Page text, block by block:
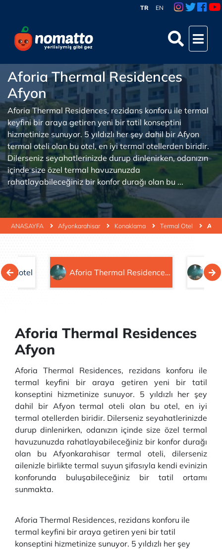
TR EN
ANASAYFA Afyonkarahisar Konaklama Termal Otel
Aforia Thermal Residences
Afyon
Aforia Thermal Residences, rezidans konforu ile termal
keyfini bir araya getiren yeni bir tatil konseptini
hizmetinize sunuyor. 5 yıldızlı her şey dahil bir Afyon
termal oteli olan bu otel, en iyi termal otellerden biridir.
Dilerseniz seyahatlerinizde durup dinlenirken, odanızın
içinde size özel termal havuzunuzda
rahatlayabileceğiniz bir konfor durağı olan bu ...
Hotel Aforia Thermal Residences Afyon
Aforia Thermal Residences
Afyon
Aforia Thermal Residences, rezidans konforu ile
termal keyfini bir araya getiren yeni bir tatil
konseptini hizmetinize sunuyor. 5 yıldızlı her şey
dahil bir Afyon termal oteli olan bu otel, en iyi
termal otellerden biridir. Dilerseniz seyahatlerinizde
durup dinlenirken, odanızın içinde size özel termal
havuzunuzda rahatlayabileceğiniz bir konfor durağı
olan bu Afyonkarahisar termal oteli, dilerseniz
ailenizle birlikte termal suyun şifasıyla kendi evinizin
konforunda buluşabileceğiniz bir tatil ortamı
sunmakta.
Aforia Thermal Residences, rezidans konforu ile
termal keyfini bir araya getiren yeni bir tatil
konseptini hizmetinize sunuyor. 5 yıldızlı her şey